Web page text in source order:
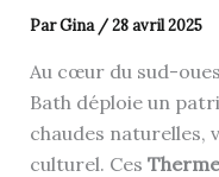
ParGina /28 avril 2025
Au cœur du sud-
Bath déploie un
chaudes
culturel. Ces